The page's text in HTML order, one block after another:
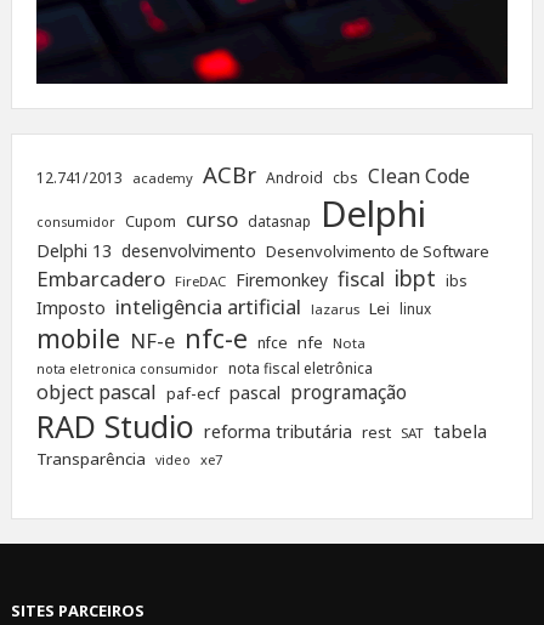
12.741/2013 academy ACBr Android cbs Clean Code
consumidor Cupom curso datasnap Delphi
Delphi 13 desenvolvimento Desenvolvimento de Software
Embarcadero FireDAC Firemonkey fiscal ibpt ibs
Imposto inteligência artificial lazarus Lei linux
mobile NF-e nfc-e nfce nfe Nota
nota eletronica consumidor nota fiscal eletrônica
object pascal paf-ecf pascal programação
RAD Studio reforma tributária rest SAT tabela
Transparência video xe7
SITES PARCEIROS